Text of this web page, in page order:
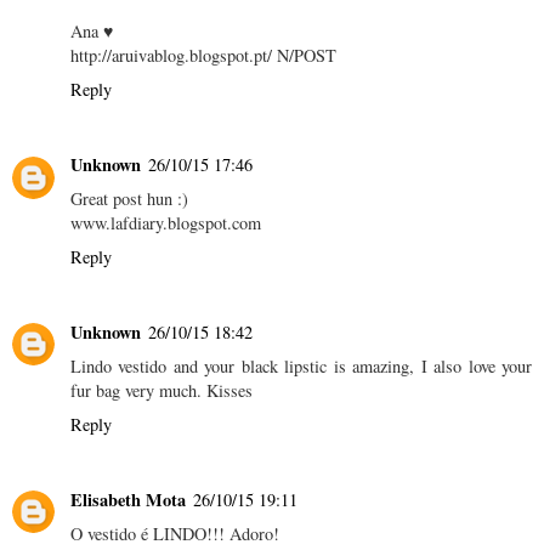
Ana ♥
http://aruivablog.blogspot.pt/ N/POST
Reply
Unknown 26/10/15 17:46
Great post hun :)
www.lafdiary.blogspot.com
Reply
Unknown 26/10/15 18:42
Lindo vestido and your black lipstic is amazing, I also love your
fur bag very much. Kisses
Reply
Elisabeth Mota 26/10/15 19:11
O vestido é LINDO!!! Adoro!